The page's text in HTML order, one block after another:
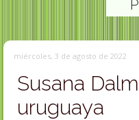
miércoles, 3 de agosto de 2022
Susana
uruguaya